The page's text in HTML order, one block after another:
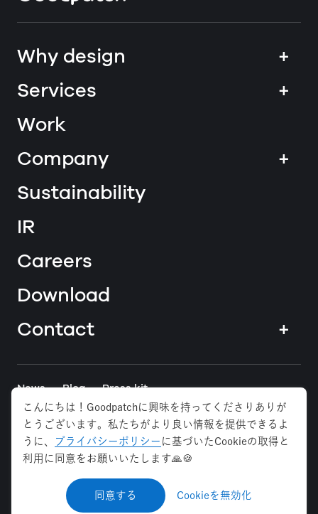
Why design
+
Services
+
Work
Company
+
Sustainability
IR
Careers
Download
Contact
+
News Blog Press kit
Tokyo Osaka Anywhere
Web Accessibility
©
Goodpatch Inc. All rights reserved.
こんにちは！Goodpatchに興味を持ってくださりありが
とうございます。私たちがより良い情報を提供できるよ
うに、
プライバシーポリシー に基づいたCookieの取得と
利用に同意をお願いいたします🙏🍪
同意する Cookieを無効化